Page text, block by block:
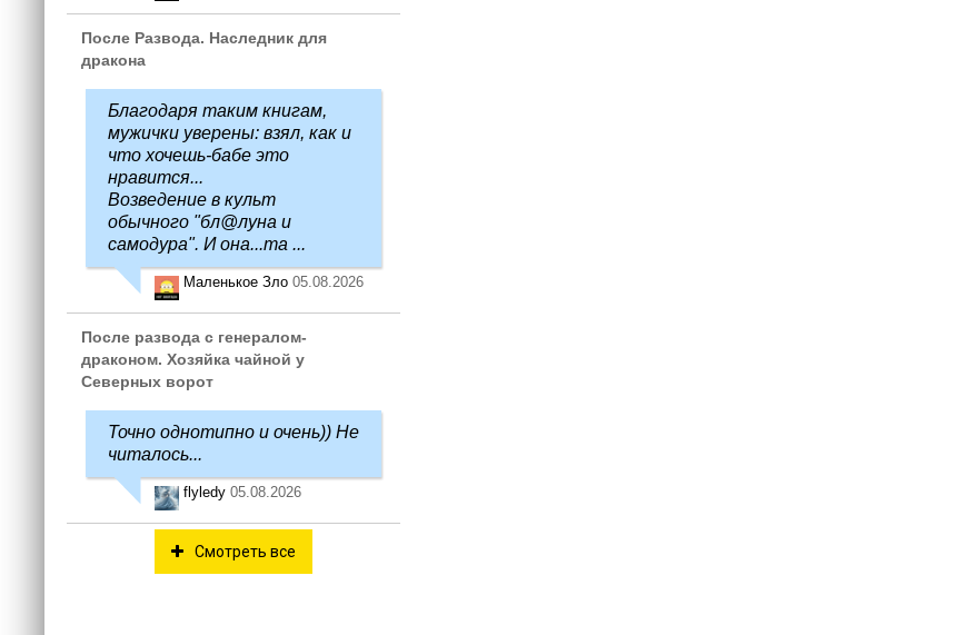
После Развода. Наследник для
дракона
Благодаря таким книгам,
мужички уверены: взял, как и
что хочешь-бабе это
нравится...
Возведение в культ
обычного "бл@луна и
самодура". И она...та ...
Маленькое Зло 05.08.2026
После развода с генералом-
драконом. Хозяйка чайной у
Северных ворот
Точно однотипно и очень)) Не
читалось...
flyledy 05.08.2026
Смотреть все